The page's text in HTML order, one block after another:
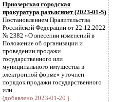
Приозерская городская
прокуратура разъясняет (2023-01-5)
Постановлением Правительства
Российской Федерации от 22.12.2022
№ 2382 «О внесении изменений в
Положение об организации и
проведении продажи
государственного или
муниципального имущества в
электронной форме» уточнен
порядок продажи государственного
или ...
(добавлено 2023-01-20 )